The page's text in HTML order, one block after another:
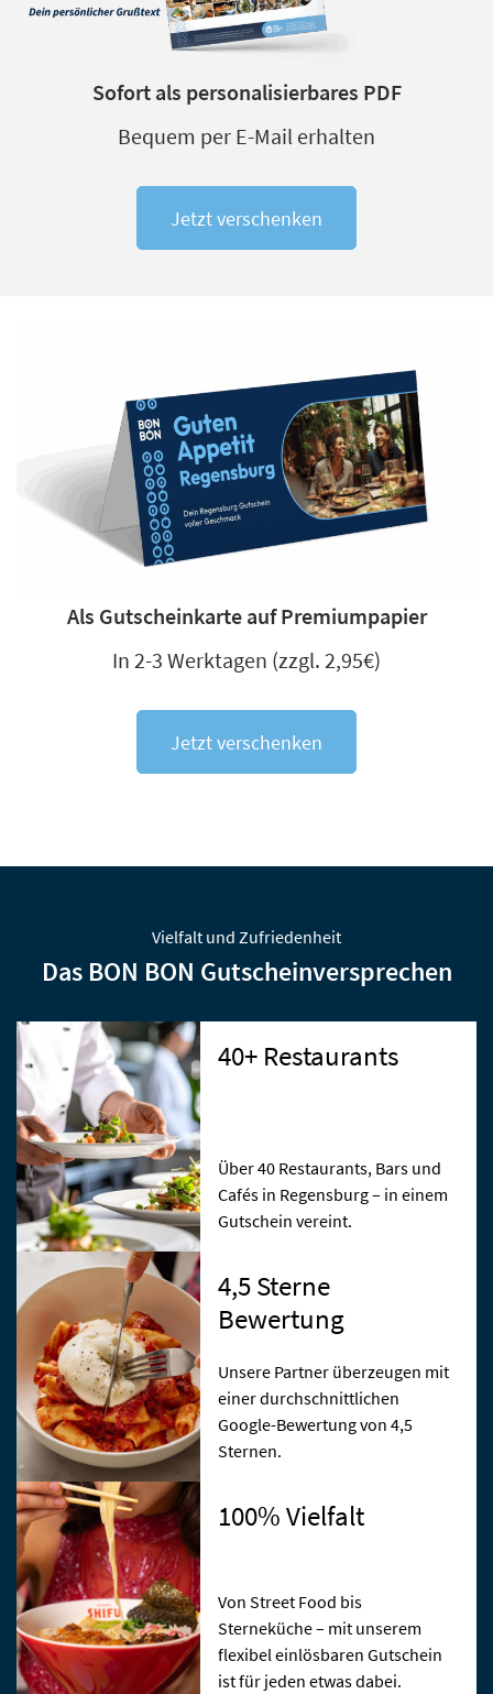
Sofort als personalisierbares PDF
Bequem per E-Mail erhalten
Jetzt verschenken
Als Gutscheinkarte auf Premiumpapier
In 2-3 Werktagen (zzgl. 2,95€)
Jetzt verschenken
Vielfalt und Zufriedenheit
Das BON BON Gutscheinversprechen
40+ Restaurants
Über 40 Restaurants, Bars und
Cafés in Regensburg – in einem
Gutschein vereint.
4,5 Sterne
Bewertung
Unsere Partner überzeugen mit
einer durchschnittlichen
Google-Bewertung von 4,5
Sternen.
100% Vielfalt
Von Street Food bis
Sterneküche – mit unserem
flexibel einlösbaren Gutschein
ist für jeden etwas dabei.